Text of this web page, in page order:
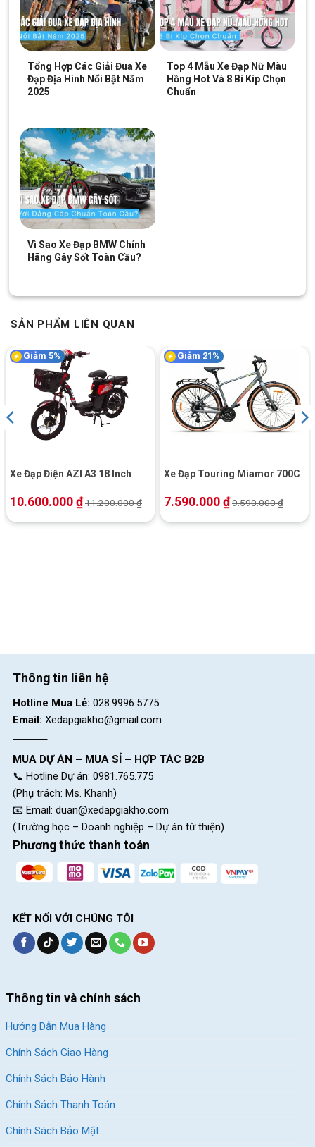
Tổng Hợp Các Giải Đua Xe
Đạp Địa Hình Nổi Bật Năm
2025
Top 4 Mẫu Xe Đạp Nữ Màu
Hồng Hot Và 8 Bí Kíp Chọn
Chuẩn
Vì Sao Xe Đạp BMW Chính
Hãng Gây Sốt Toàn Cầu?
SẢN PHẨM LIÊN QUAN
Giảm 5%
Xe Đạp Điện AZI A3 18 Inch
10.600.000₫11.200.000₫
Giảm 21%
Xe Đạp Touring Miamor 700C
7.590.000₫9.590.000₫
Thông tin liên hệ
Hotline Mua Lẻ: 028.9996.5775
Email: Xedapgiakho@gmail.com
MUA DỰ ÁN – MUA SỈ – HỢP TÁC B2B
📞 Hotline Dự án: 0981.765.775
(Phụ trách: Ms. Khanh)
📧 Email: duan@xedapgiakho.com
(Trường học – Doanh nghiệp – Dự án từ thiện)
Phương thức thanh toán
KẾT NỐI VỚI CHÚNG TÔI
Thông tin và chính sách
Hướng Dẫn Mua Hàng
Chính Sách Giao Hàng
Chính Sách Bảo Hành
Chính Sách Thanh Toán
Chính Sách Bảo Mật